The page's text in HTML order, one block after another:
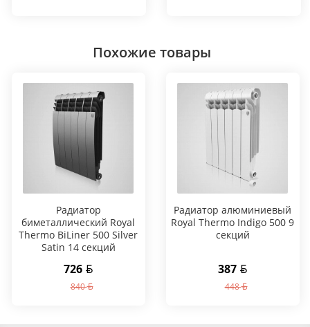
Похожие товары
Радиатор
биметаллический Royal
Thermo BiLiner 500 Silver
Satin 14 секций
726
840
Радиатор алюминиевый
Royal Thermo Indigo 500 9
секций
387
448